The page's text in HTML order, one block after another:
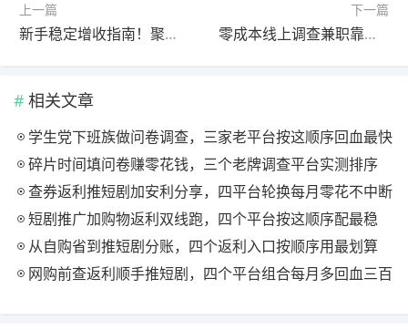
上一篇
新手稳定增收指南！聚宝客、淘热点极速版全天玩法搭配与收益技巧
下一篇
零成本线上调查兼职靠谱吗？新手入门实操全攻略，碎片时间轻松增收
相关文章
学生党下班族做问卷调查，三家老平台按这顺序回血最快
碎片时间填问卷赚零花钱，三个老牌调查平台实测排序
查券返利推短剧加安利分享，四平台轮换每月零花不中断
短剧推广加购物返利双线跑，四个平台按这顺序配最稳
从自购省到推短剧分账，四个返利入口按顺序用最划算
网购前查返利顺手推短剧，四个平台组合每月多回血三百